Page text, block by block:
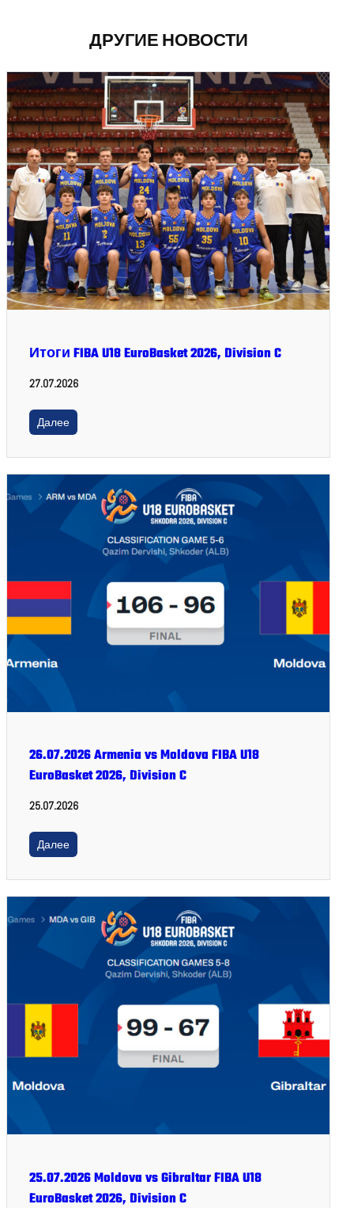
ДРУГИЕ НОВОСТИ
Итоги FIBA U18 EuroBasket 2026, Division C
27.07.2026
Далее
26.07.2026 Armenia vs Moldova FIBA U18
EuroBasket 2026, Division C
25.07.2026
Далее
25.07.2026 Moldova vs Gibraltar FIBA U18
EuroBasket 2026, Division C